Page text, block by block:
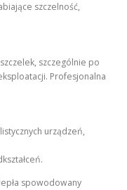
szczelność,
szczególnie po
Profesjonalna
urządzeń,
spowodowany